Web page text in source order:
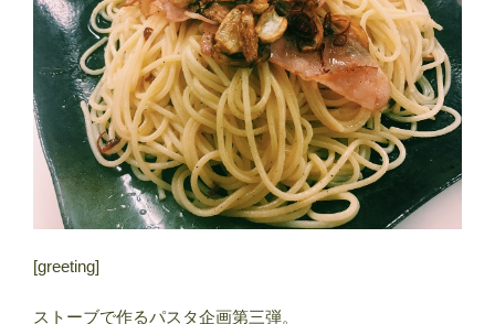
[greeting]
ストーブで作るパスタ企画第三弾。